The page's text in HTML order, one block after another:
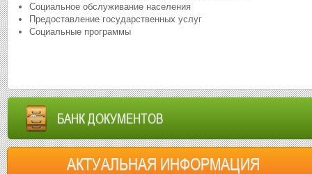
Социальное обслуживание населения
Предоставление государственных услуг
Социальные программы
БАНК ДОКУМЕНТОВ
АКТУАЛЬНАЯ ИНФОРМАЦИЯ